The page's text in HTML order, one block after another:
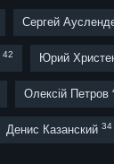
Сергей
42 Юрий
Олексій Петров
Денис Казанский 34